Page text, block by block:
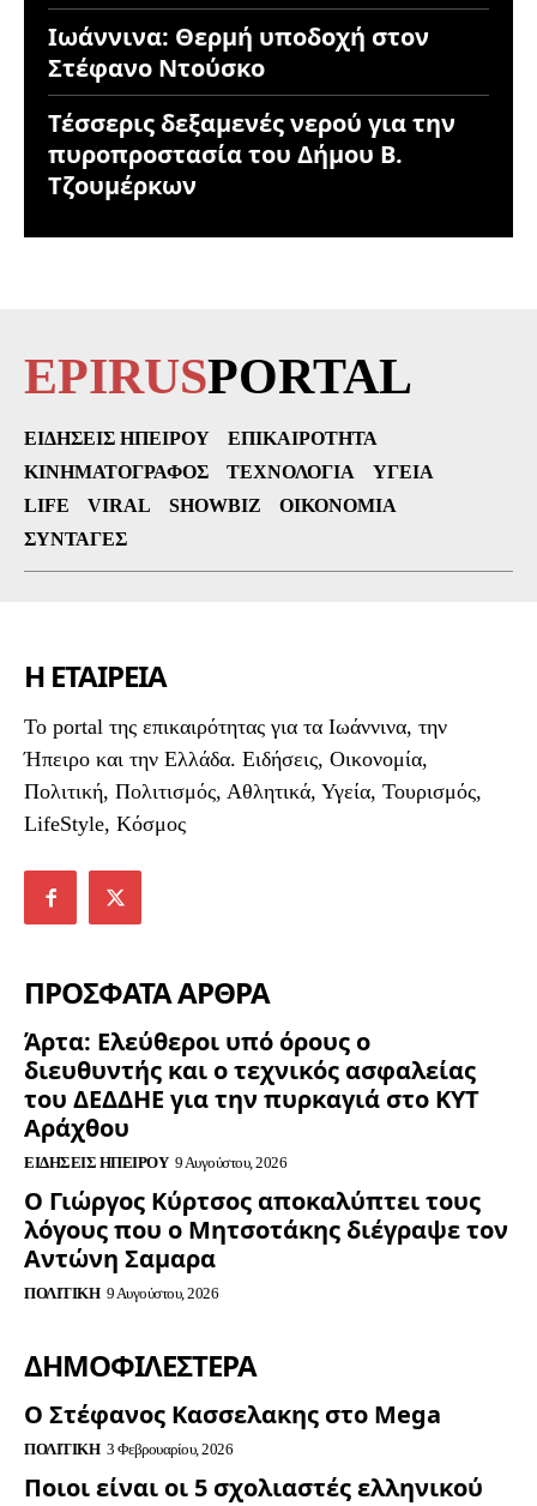
Ιωάννινα: Θερμή υποδοχή στον
Στέφανο Ντούσκο
Τέσσερις δεξαμενές νερού για την
πυροπροστασία του Δήμου Β.
Τζουμέρκων
EPIRUSPORTAL
ΕΙΔΉΣΕΙΣ ΗΠΕΊΡΟΥ
ΕΠΙΚΑΙΡΌΤΗΤΑ
ΚΙΝΗΜΑΤΟΓΡΆΦΟΣ
ΤΕΧΝΟΛΟΓΊΑ
ΥΓΕΊΑ
LIFE
VIRAL SHOWBIZ
ΟΙΚΟΝΟΜΊΑ
ΣΥΝΤΑΓΈΣ
Η ΕΤΑΙΡΕΙΑ
To portal της επικαιρότητας για τα Ιωάννινα, την
Ήπειρο και την Ελλάδα. Ειδήσεις, Οικονομία,
Πολιτική, Πολιτισμός, Αθλητικά, Υγεία, Τουρισμός,
LifeStyle, Κόσμος
ΠΡΟΣΦΑΤΑ ΑΡΘΡΑ
Άρτα: Ελεύθεροι υπό όρους ο
διευθυντής και ο τεχνικός ασφαλείας
του ΔΕΔΔΗΕ για την πυρκαγιά στο ΚΥΤ
Αράχθου
ΕΙΔΉΣΕΙΣ ΗΠΕΊΡΟΥ 9 Αυγούστου, 2026
Ο Γιώργος Κύρτσος αποκαλύπτει τους
λόγους που ο Μητσοτάκης διέγραψε τον
Αντώνη Σαμαρα
ΠΟΛΙΤΙΚΉ 9 Αυγούστου, 2026
ΔΗΜΟΦΙΛΈΣΤΕΡΑ
Ο Στέφανος Κασσελακης στο Mega
ΠΟΛΙΤΙΚΉ 3 Φεβρουαρίου, 2026
Ποιοι είναι οι 5 σχολιαστές ελληνικού